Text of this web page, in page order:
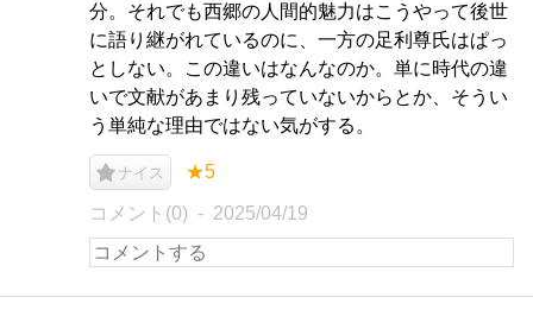
分。それでも西郷の人間的魅力はこうやって後世
に語り継がれているのに、一方の足利尊氏はぱっ
としない。この違いはなんなのか。単に時代の違
いで文献があまり残っていないからとか、そうい
う単純な理由ではない気がする。
ナイス ★5
コメント(0) 2025/04/19